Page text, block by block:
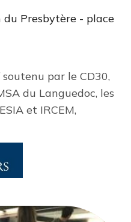
Presbytère - place
par le CD30,
du Languedoc, les
et IRCEM,